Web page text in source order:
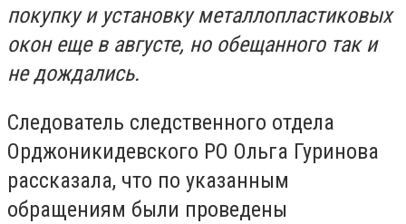
покупку и установку металлопластиковых
окон еще в августе, но обещанного так и
не дождались.
Следователь следственного отдела
Орджоникидевского РО Ольга Гуринова
рассказала, что по указанным
обращениям были проведены